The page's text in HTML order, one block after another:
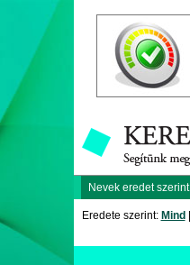
Nevek eredet szerint
Eredete szerint: Mind